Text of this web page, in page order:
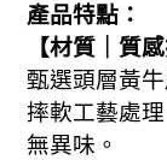
產品特點：
【材質｜質感
甄選頭層黃
摔軟工藝處
無異味。